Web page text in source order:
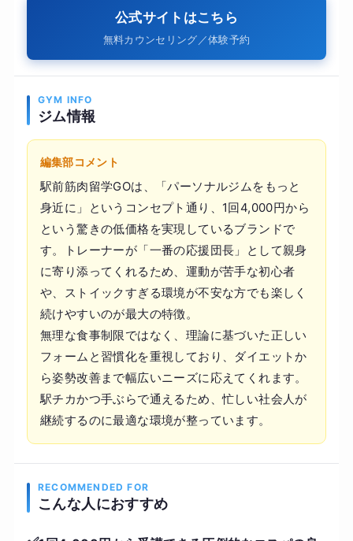
公式サイトはこちら
無料カウンセリング／体験予約
GYM INFO
ジム情報
編集部コメント
駅前筋肉留学GOは、「パーソナルジムをもっと
身近に」というコンセプト通り、1回4,000円から
という驚きの低価格を実現しているブランドで
す。トレーナーが「一番の応援団長」として親身
に寄り添ってくれるため、運動が苦手な初心者
や、ストイックすぎる環境が不安な方でも楽しく
続けやすいのが最大の特徴。
無理な食事制限ではなく、理論に基づいた正しい
フォームと習慣化を重視しており、ダイエットか
ら姿勢改善まで幅広いニーズに応えてくれます。
駅チカかつ手ぶらで通えるため、忙しい社会人が
継続するのに最適な環境が整っています。
RECOMMENDED FOR
こんな人におすすめ